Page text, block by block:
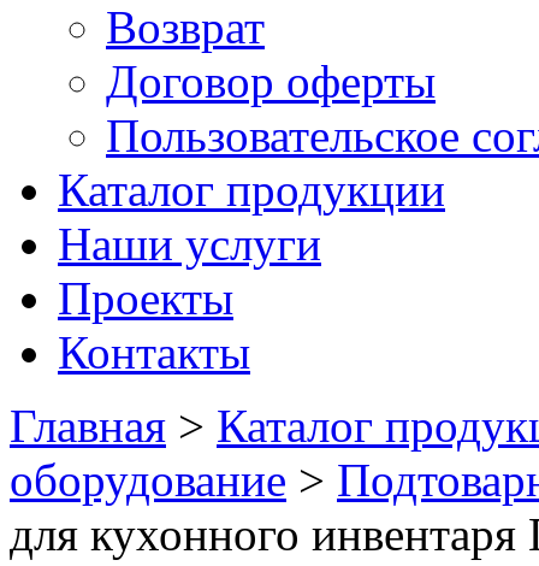
Возврат
Договор оферты
Пользовательское
Каталог продукции
Наши услуги
Проекты
Контакты
Главная > Каталог
оборудование >
для кухонного